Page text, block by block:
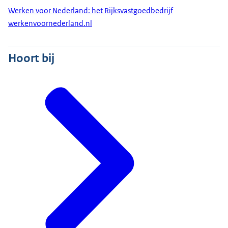
cloud geplakt.
Dus je hebt een 3D model van foto's en dat helpt
ons bij het modelleren van het BIM model.
We kijken vooral naar de staat van de kozijnen.
Hoe zijn de kozijnen? Zijn ze verrot?
We hebben een kleuronderzoek laten doen en we
kijken wat de originele kleur is die op het kozijn
En we proberen nu de originele kleur weer terug te
Dit gebouw is nog niet gerenoveerd.
Dat is hoognodig, zoals je kunt zien.
De kozijnen zijn slecht, de ventilatie is niet goed.
In tegenstelling tot gebouw 16 waar we net waren.
Werken voor Nederland: het Rijksvastgoedbedrijf
werkenvoornederland.nl
Hoort bij